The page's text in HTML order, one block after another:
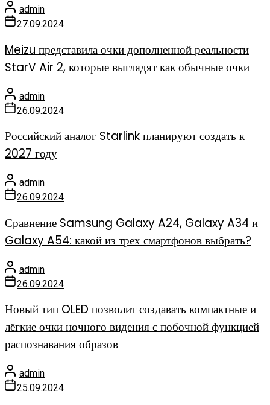
admin
27.09.2024
Meizu представила очки дополненной реальности
StarV Air 2, которые выглядят как обычные очки
admin
26.09.2024
Российский аналог Starlink планируют создать к
2027 году
admin
26.09.2024
Сравнение Samsung Galaxy A24, Galaxy A34 и
Galaxy A54: какой из трех смартфонов выбрать?
admin
26.09.2024
Новый тип OLED позволит создавать компактные и
лёгкие очки ночного видения с побочной функцией
распознавания образов
admin
25.09.2024